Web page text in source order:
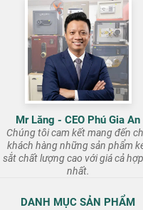
Mr Lăng - CEO Phú Gia An
Chúng tôi cam kết mang đến
khách hàng những sản phẩm
sắt chất lượng cao với giá cả
nhất.
DANH MỤC SẢN PHẨM